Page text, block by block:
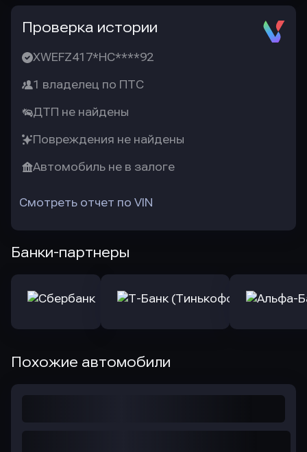
Проверка истории
XWEFZ417*HC****92
1 владелец по ПТС
ДТП не найдены
Повреждения не найдены
Автомобиль не в залоге
Смотреть отчет по VIN
Банки-партнеры
Похожие автомобили